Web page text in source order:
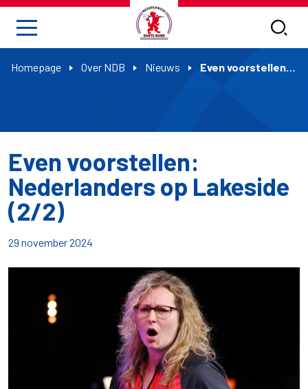
Homepage Over NDB Nieuws Even voorstellen: Nederlanders op Lakeside (2/2)
Even voorstellen:
Nederlanders op Lakeside
(2/2)
29 november 2024